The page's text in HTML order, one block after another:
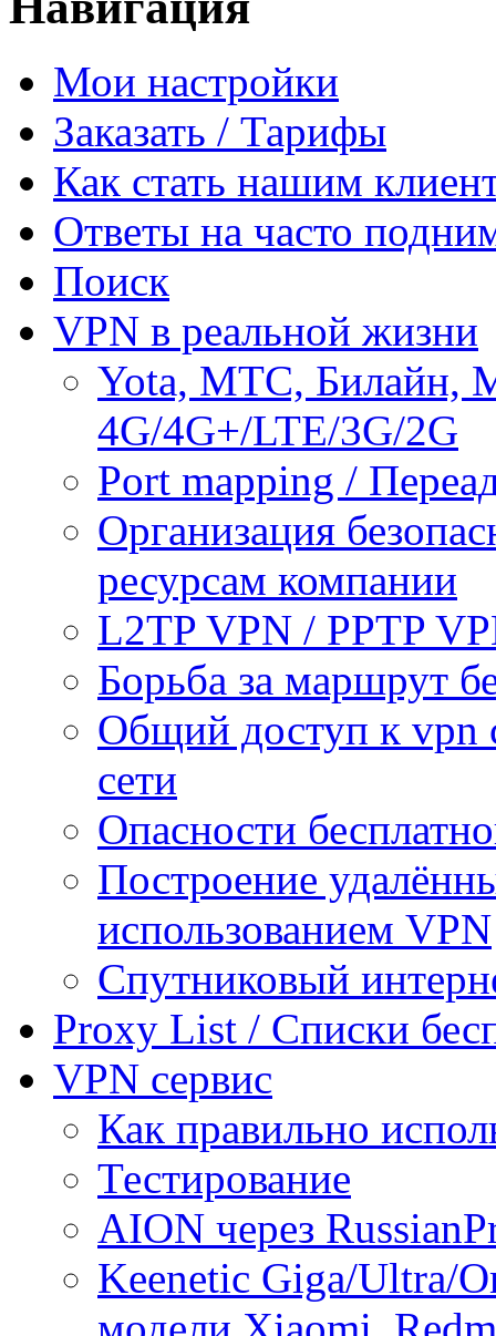
Мои настройки
Заказать / Тарифы
Как стать нашим
Ответы на часто
Поиск
VPN в реальной жизни
Yota, МТС, Билайн,
4G/4G+/LTE/3G/2G
Port mapping /
Организация
ресурсам компании
L2TP VPN / PPTP
Борьба за маршрут
Общий доступ к vpn
сети
Опасности
Построение
использованием VPN
Спутниковый
Proxy List / Списки
VPN сервис
Как правильно
Тестирование
AION через
Keenetic Giga/Ultra/